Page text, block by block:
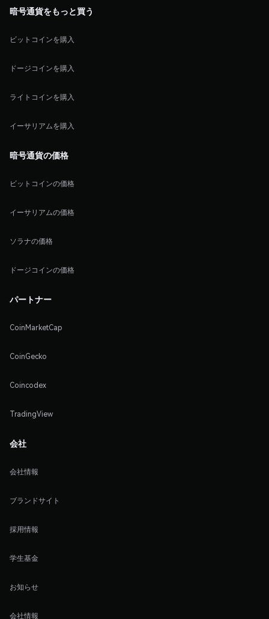
暗号通貨をもっと買う
ビットコインを購入
ドージコインを購入
ライトコインを購入
イーサリアムを購入
暗号通貨の価格
ビットコインの価格
イーサリアムの価格
ソラナの価格
ドージコインの価格
パートナー
CoinMarketCap
CoinGecko
Coincodex
TradingView
会社
会社情報
ブランドサイト
採用情報
学生基金
お知らせ
会社情報